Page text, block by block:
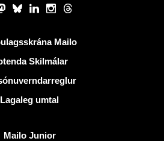
BlueskyLinkedInInstagram
Threads
Mailo
Skilmálar
Lagaleg umtal
Mailo Junior